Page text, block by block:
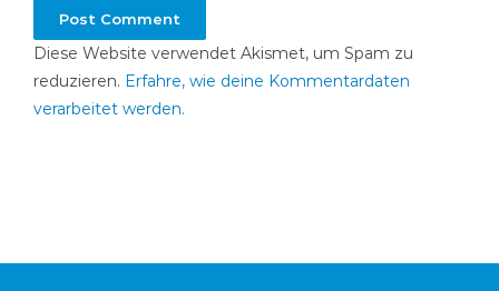
Diese Website verwendet Akismet, um Spam zu
reduzieren. Erfahre, wie deine Kommentardaten
verarbeitet werden.